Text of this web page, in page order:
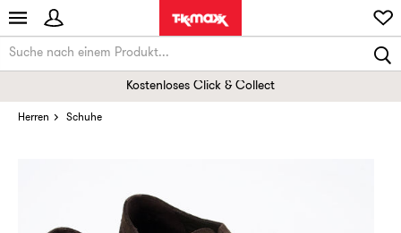
Kostenloses Click & Collect
Herren Schuhe